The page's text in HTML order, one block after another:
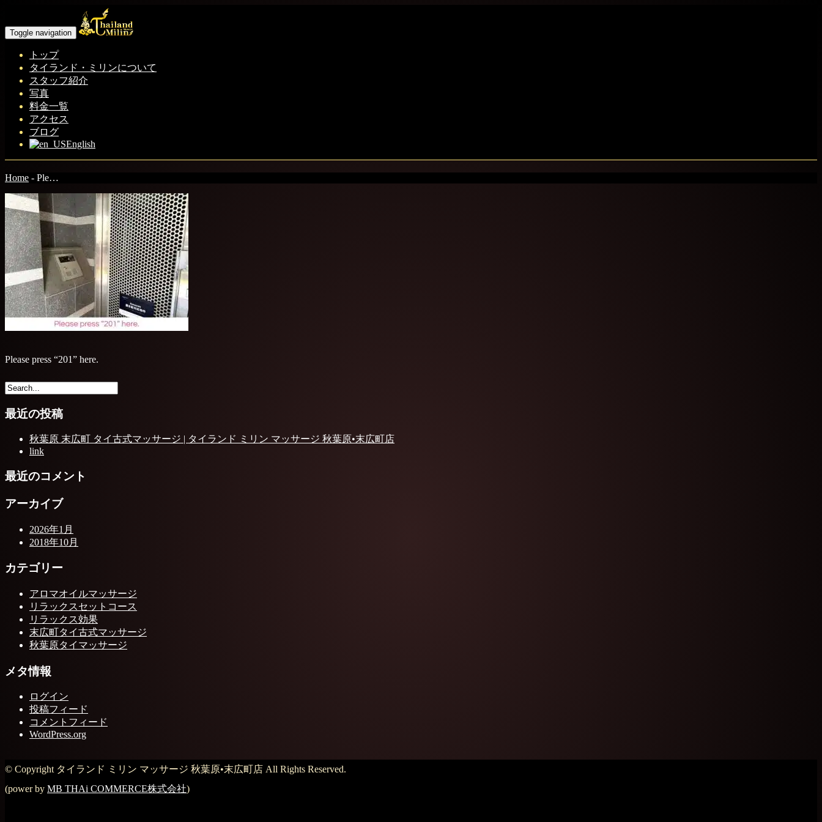
Toggle navigation
トップ
タイランド・ミリンについて
スタッフ紹介
写真
料金一覧
アクセス
ブログ
English
Home - Ple…
Please press “201” here.
最近の投稿
秋葉原 末広町 タイ古式マッサージ | タイランド ミリン マッサージ 秋葉原•末広町店
link
最近のコメント
アーカイブ
2026年1月
2018年10月
カテゴリー
アロマオイルマッサージ
リラックスセットコース
リラックス効果
末広町タイ古式マッサージ
秋葉原タイマッサージ
メタ情報
ログイン
投稿フィード
コメントフィード
WordPress.org
© Copyright タイランド ミリン マッサージ 秋葉原•末広町店 All Rights Reserved.
(power by MB THAi COMMERCE株式会社)